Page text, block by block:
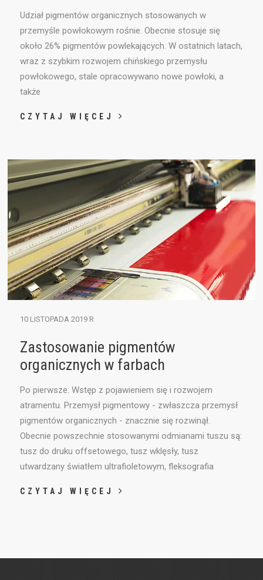
Udział pigmentów organicznych stosowanych w
przemyśle powłokowym rośnie. Obecnie stosuje się
około 26% pigmentów powlekających. W ostatnich latach,
wraz z szybkim rozwojem chińskiego przemysłu
powłokowego, stale opracowywano nowe powłoki, a
także
CZYTAJ WIĘCEJ
10 LISTOPADA 2019 R
Zastosowanie pigmentów
organicznych w farbach
Po pierwsze: Wstęp z pojawieniem się i rozwojem
atramentu. Przemysł pigmentowy - zwłaszcza przemysł
pigmentów organicznych - znacznie się rozwinął.
Obecnie powszechnie stosowanymi odmianami tuszu są:
tusz do druku offsetowego, tusz wklęsły, tusz
utwardzany światłem ultrafioletowym, fleksografia
CZYTAJ WIĘCEJ